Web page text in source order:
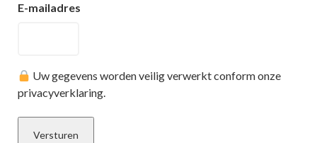
E-mailadres
Uw gegevens worden veilig verwerkt conform onze
privacyverklaring.